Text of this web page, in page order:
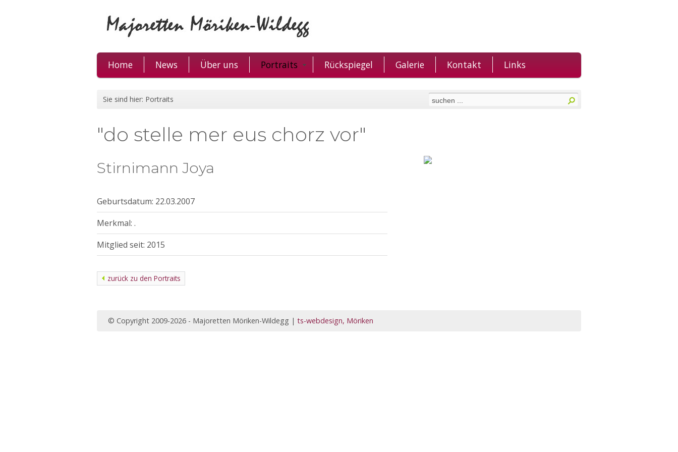
Home News Über uns Portraits Rückspiegel Galerie Kontakt Links
Sie sind hier: Portraits
"do stelle mer eus chorz vor"
Stirnimann Joya
Geburtsdatum: 22.03.2007
Merkmal: .
Mitglied seit: 2015
zurück zu den Portraits
© Copyright 2009-2026 - Majoretten Möriken-Wildegg | ts-webdesign, Möriken